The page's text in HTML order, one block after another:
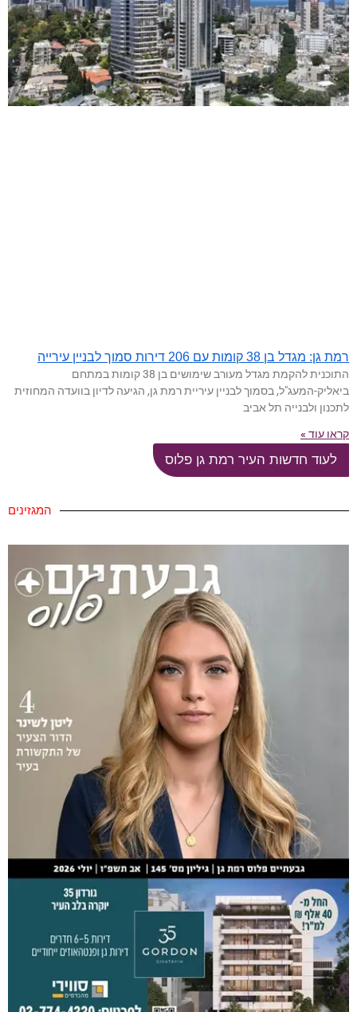
רמת גן: מגדל בן 38 קומות עם 206 דירות סמוך לבניין עירייה
התוכנית להקמת מגדל מעורב שימושים בן 38 קומות במתחם
ביאליק-המעג"ל, בסמוך לבניין עיריית רמת גן, הגיעה לדיון בוועדה המחוזית
לתכנון ולבנייה תל אביב
קראו עוד »
לעוד חדשות העיר רמת גן פלוס
המגזינים